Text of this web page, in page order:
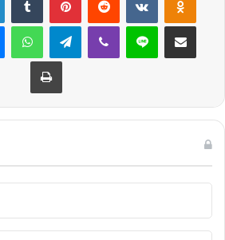
MessengerWhatsAppTelegramViber Line E-Posta ile
Yazdır